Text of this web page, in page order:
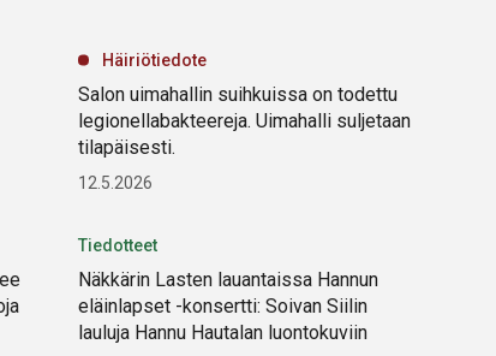
Häiriötiedote
Salon uimahallin suihkuissa on todettu
legionellabakteereja. Uimahalli suljetaan
tilapäisesti.
12.5.2026
Tiedotteet
Näkkärin Lasten lauantaissa Hannun
eläinlapset -konsertti: Soivan Siilin
lauluja Hannu Hautalan luontokuviin